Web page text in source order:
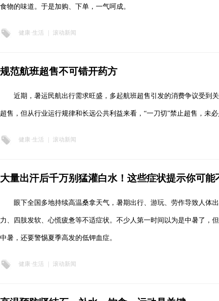
食物的味道。于是加购、下单，一气呵成。
健康·生活 滚动新闻
规范航班超售不可错开药方
近期，暑运民航出行需求旺盛，多起航班超售引发的消费争议受到
超售，但从行业运行规律和长远公共利益来看，“一刀切”禁止超售，未
健康·生活 滚动新闻
大量出汗后千万别猛灌白水！这些症状提示你可能
眼下全国多地持续高温桑拿天气，暑期出行、游玩、劳作导致人体
力、四肢发软、心慌疲惫等不适症状。不少人第一时间以为是中暑了，
中暑，还要警惕夏季高发的低钾血症。
健康·生活 滚动新闻